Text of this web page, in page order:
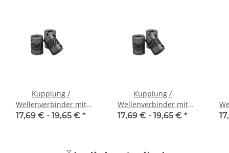
Kupplung /
Wellenverbinder mit
Klemmnaben WSV-K 16
17,69 € - 19,65 € *
Kupplung /
Wellenverbinder mit
Klemmnaben WSV-K 16
17,69 € - 19,65 € *